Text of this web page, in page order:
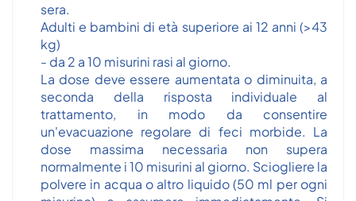
sera.
Adulti e bambini di età superiore ai 12 anni (>43
kg)
- da 2 a 10 misurini rasi al giorno.
La dose deve essere aumentata o diminuita, a
seconda della risposta individuale al
trattamento, in modo da consentire
un'evacuazione regolare di feci morbide. La
dose massima necessaria non supera
normalmente i 10 misurini al giorno. Sciogliere la
polvere in acqua o altro liquido (50 ml per ogni